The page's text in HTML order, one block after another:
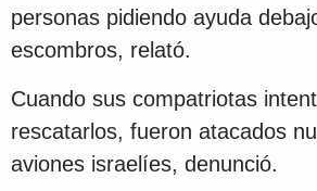
personas pidiendo ayuda
escombros, relató.
Cuando sus compatriotas
rescatarlos, fueron atacados
aviones israelíes, denunció.